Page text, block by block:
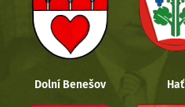
Dolní Benešov Hať